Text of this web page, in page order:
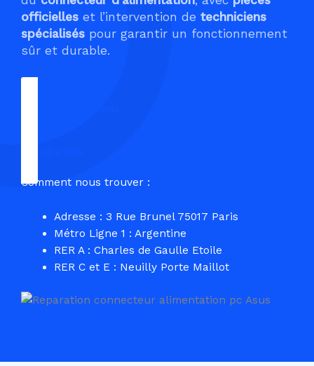
officielles et l’intervention de techniciens
spécialisés pour garantir un fonctionnement
sûr et durable.
Comment nous trouver :
Adresse : 3 Rue Brunel 75017 Paris
Métro Ligne 1 : Argentine
RER A : Charles de Gaulle Etoile
RER C et E : Neuilly Porte Maillot